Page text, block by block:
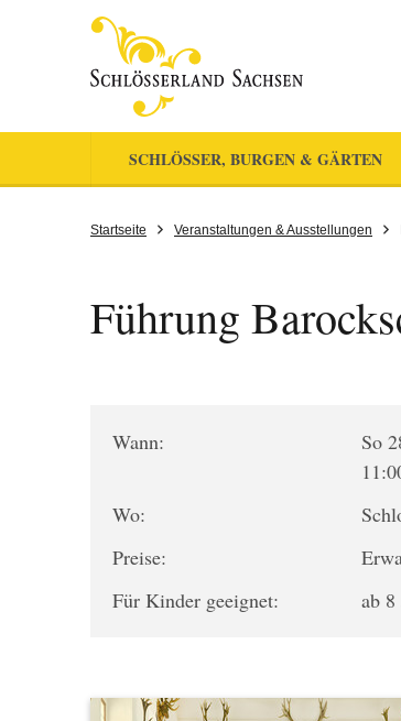
SCHLÖSSER, BURGEN & GÄRTEN
Startseite Veranstaltungen & Ausstellungen
Führung
Wann:
So
Wo:
Preise:
Für Kinder geeignet:
ab 8